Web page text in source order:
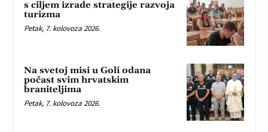
s ciljem izrade strategije razvoja
turizma
Petak, 7. kolovoza 2026.
Na svetoj misi u Goli odana
počast svim hrvatskim
braniteljima
Petak, 7. kolovoza 2026.